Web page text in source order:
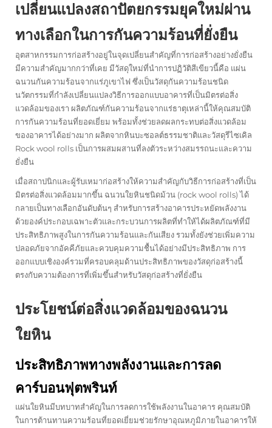
เปลี่ยนแปลงสถาปัตยกรรมยุคใหม่ผ่าน
ทางเลือกในการกันความร้อนที่ยั่งยืน
อุตสาหกรรมการก่อสร้างอยู่ในจุดเปลี่ยนสำคัญที่การก่อสร้างอย่างยั่งยืน
มีความสำคัญมากกว่าที่เคย มีวัสดุใหม่ที่นำการปฏิวัติสีเขียวนี้คือ แผ่น
ฉนวนกันความร้อนจากแร่ภูเขาไฟซึ่งเป็นวัสดุกันความร้อนชนิด
นวัตกรรมที่กำลังเปลี่ยนแปลงวิธีการออกแบบอาคารที่เป็นมิตรต่อสิ่ง
แวดล้อมของเรา ผลิตภัณฑ์กันความร้อนจากแร่ธาตุเหล่านี้ให้คุณสมบัติ
การกันความร้อนที่ยอดเยี่ยม พร้อมทั้งช่วยลดผลกระทบต่อสิ่งแวดล้อม
ของอาคารได้อย่างมาก ผลิตจากหินบะซอลต์ธรรมชาติและวัสดุรีไซเคิล
Rock wool rolls เป็นการผสมผสานที่ลงตัวระหว่างสมรรถนะและความ
ยั่งยืน
เมื่อสถาปนิกและผู้รับเหมาก่อสร้างให้ความสำคัญกับวิธีการก่อสร้างที่เป็น
มิตรต่อสิ่งแวดล้อมมากขึ้น ฉนวนใยหินชนิดม้วน (rock wool rolls) ได้
กลายเป็นทางเลือกอันดับต้นๆ สำหรับการสร้างอาคารประหยัดพลังงาน
ด้วยองค์ประกอบเฉพาะตัวและกระบวนการผลิตที่ทำให้ได้ผลิตภัณฑ์ที่มี
ประสิทธิภาพสูงในการกันความร้อนและกันเสียง รวมทั้งยังช่วยเพิ่มความ
ปลอดภัยจากอัคคีภัยและควบคุมความชื้นได้อย่างมีประสิทธิภาพ การ
ออกแบบเชิงองค์รวมที่ครอบคลุมด้านประสิทธิภาพของวัสดุก่อสร้างนี้
ตรงกับความต้องการที่เพิ่มขึ้นสำหรับวัสดุก่อสร้างที่ยั่งยืน
ประโยชน์ต่อสิ่งแวดล้อมของฉนวน
ใยหิน
ประสิทธิภาพทางพลังงานและการลด
คาร์บอนฟุตพรินท์
แผ่นใยหินมีบทบาทสำคัญในการลดการใช้พลังงานในอาคาร คุณสมบัติ
ในการต้านทานความร้อนที่ยอดเยี่ยมช่วยรักษาอุณหภูมิภายในอาคารให้